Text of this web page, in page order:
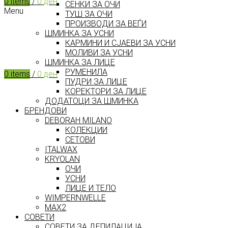
Menu
0 items / 0 ден
СЕНКИ ЗА ОЧИ
ТУШ ЗА ОЧИ
ПРОИЗВОДИ ЗА ВЕЃИ
ШМИНКА ЗА УСНИ
КАРМИНИ И СЈАЕВИ ЗА УСНИ
МОЛИВИ ЗА УСНИ
ШМИНКА ЗА ЛИЦЕ
РУМЕНИЛА
ПУДРИ ЗА ЛИЦЕ
КОРЕКТОРИ ЗА ЛИЦЕ
ДОДАТОЦИ ЗА ШМИНКА
БРЕНДОВИ
DEBORAH MILANO
КОЛЕКЦИИ
СЕТОВИ
ITALWAX
KRYOLAN
ОЧИ
УСНИ
ЛИЦЕ И ТЕЛО
WIMPERNWELLE
MAX2
СОВЕТИ